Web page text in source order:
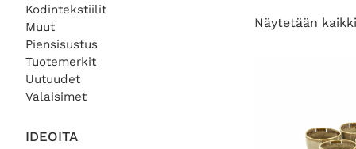
Kodintekstiilit
Muut
Piensisustus
Tuotemerkit
Uutuudet
Valaisimet
IDEOITA
Näytetään